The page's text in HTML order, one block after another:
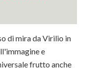
di mira da Virilio in
e
frutto anche